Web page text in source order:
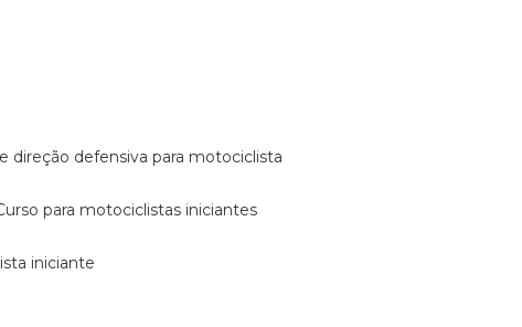
direção defensiva para motociclista
curso para motociclistas iniciantes
iniciante